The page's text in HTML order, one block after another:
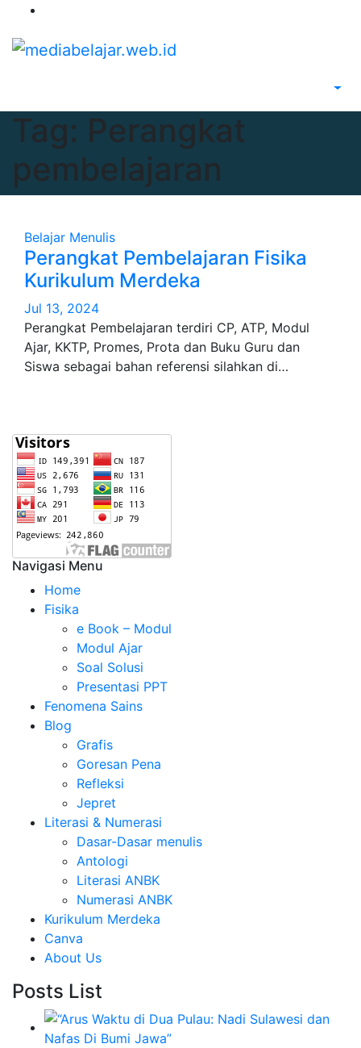
content
Tag: Perangkat
pembelajaran
Belajar Menulis
Perangkat Pembelajaran Fisika
Kurikulum Merdeka
Jul 13, 2024
Perangkat Pembelajaran terdiri CP, ATP, Modul
Ajar, KKTP, Promes, Prota dan Buku Guru dan
Siswa sebagai bahan referensi silahkan di…
Navigasi Menu
Home
Fisika
e Book – Modul
Modul Ajar
Soal Solusi
Presentasi PPT
Fenomena Sains
Blog
Grafis
Goresan Pena
Refleksi
Jepret
Literasi & Numerasi
Dasar-Dasar menulis
Antologi
Literasi ANBK
Numerasi ANBK
Kurikulum Merdeka
Canva
About Us
Posts List